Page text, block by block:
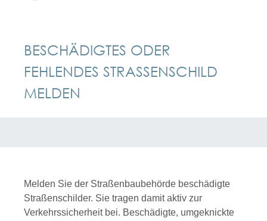
BESCHÄDIGTES ODER
FEHLENDES STRASSENSCHILD M
ELDEN
Melden Sie der Straßenbaubehörde beschädigte
Straßenschilder. Sie tragen damit aktiv zur
Verkehrssicherheit bei. Beschädigte, umgeknickte